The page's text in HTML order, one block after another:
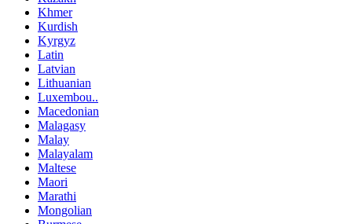
Khmer
Kurdish
Kyrgyz
Latin
Latvian
Lithuanian
Luxembou..
Macedonian
Malagasy
Malay
Malayalam
Maltese
Maori
Marathi
Mongolian